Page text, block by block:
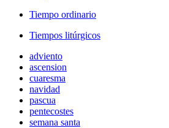
Tiempo ordinario
Tiempos litúrgicos
adviento
ascension
cuaresma
navidad
pascua
pentecostes
semana santa